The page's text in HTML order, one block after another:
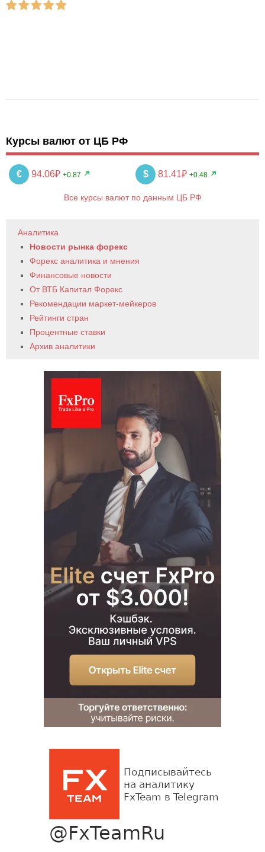
Курсы валют от ЦБ РФ
€ 94.06₽ +0.87 $ 81.41₽ +0.48
Все курсы валют по данным ЦБ РФ
Аналитика
Новости рынка форекс
Форекс аналитика и мнения
Финансовые новости
От ВТБ Капитал Форекс
Рекомендации маркет-мейкеров
Рейтинги стран
Процентные ставки
Архив аналитики